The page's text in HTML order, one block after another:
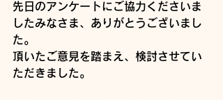
先日のアンケートにご協力くださいま
したみなさま、ありがとうございまし
た。
頂いたご意見を踏まえ、検討させてい
ただきました。